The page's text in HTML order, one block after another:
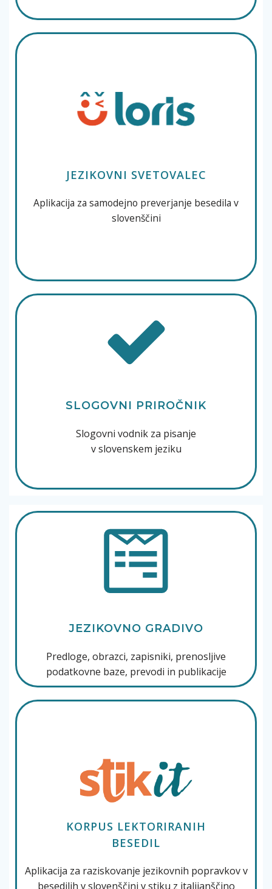
JEZIKOVNI SVETOVALEC
Aplikacija za samodejno preverjanje besedila v
slovenščini
SLOGOVNI PRIROČNIK
Slogovni vodnik za pisanje
v slovenskem jeziku
JEZIKOVNO GRADIVO
Predloge, obrazci, zapisniki, prenosljive
podatkovne baze, prevodi in publikacije
KORPUS LEKTORIRANIH
BESEDIL
Aplikacija za raziskovanje jezikovnih popravkov v
besedilih v slovenščini v stiku z italijanščino